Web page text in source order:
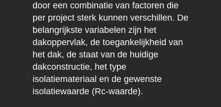
door een combinatie van factoren die
per project sterk kunnen verschillen. De
belangrijkste variabelen zijn het
dakoppervlak, de toegankelijkheid van
het dak, de staat van de huidige
dakconstructie, het type
isolatiemateriaal en de gewenste
isolatiewaarde (Rc-waarde).